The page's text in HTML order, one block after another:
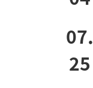
07.
25